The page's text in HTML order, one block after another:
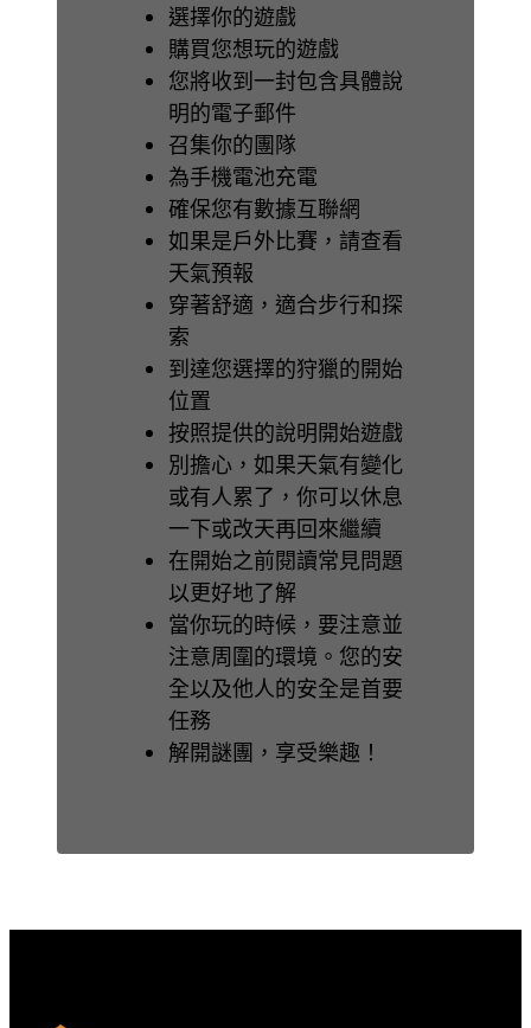
選擇你的遊戲
購買您想玩的遊戲
您將收到一封包含具體說
明的電子郵件
召集你的團隊
為手機電池充電
確保您有數據互聯網
如果是戶外比賽，請查看
天氣預報
穿著舒適，適合步行和探
索
到達您選擇的狩獵的開始
位置
按照提供的說明開始遊戲
別擔心，如果天氣有變化
或有人累了，你可以休息
一下或改天再回來繼續
在開始之前閱讀常見問題
以更好地了解
當你玩的時候，要注意並
注意周圍的環境。您的安
全以及他人的安全是首要
任務
解開謎團，享受樂趣！